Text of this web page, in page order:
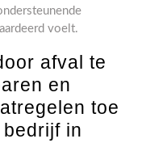
voelt.
afval te
en
toe
in